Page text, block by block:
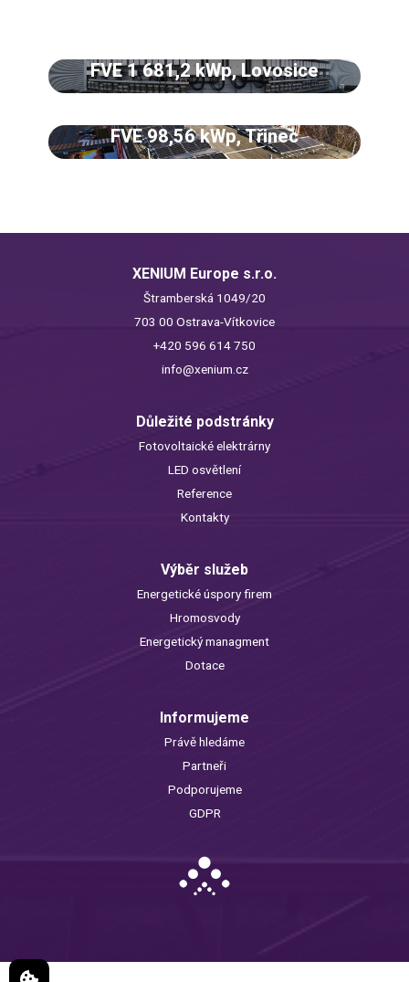
FVE 1 681,2 kWp, Lovosice
FVE 98,56 kWp, Třinec
XENIUM Europe s.r.o.
Štramberská 1049/20
703 00 Ostrava-Vítkovice
+420 596 614 750
info@xenium.cz
Důležité podstránky
Fotovoltaické elektrárny
LED osvětlení
Reference
Kontakty
Výběr služeb
Energetické úspory firem
Hromosvody
Energetický managment
Dotace
Informujeme
Právě hledáme
Partneři
Podporujeme
GDPR